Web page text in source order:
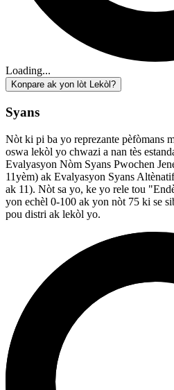
Loading...
Konpare ak yon lòt Lekòl?
Syans
Nòt ki pi ba yo reprezante pèfòmans
oswa lekòl yo chwazi a nan tès
Evalyasyon Nòm Syans Pwochen
11yèm) ak Evalyasyon Syans
ak 11). Nòt sa yo, ke yo rele tou
yon echèl 0-100 ak yon nòt 75 ki se
pou distri ak lekòl yo.